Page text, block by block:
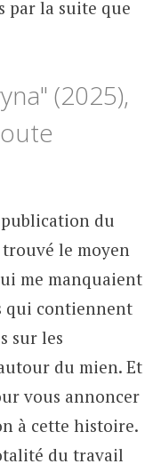
par la suite que
(2025),
du
le moyen
me manquaient
qui contiennent
sur les
du mien. Et
vous annoncer
à cette histoire.
du travail